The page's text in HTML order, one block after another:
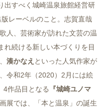
出すべく城崎温泉旅館経営研
レーベルのこと。志賀直哉
人、芸術家が訪れた文芸の温
れ続ける新しい本づくりを目
湊かなえ といった人気作家が
令和2年（2020）2月には絵
4作品目となる
『城崎ユノマ
展では、「本と温泉」の誕生